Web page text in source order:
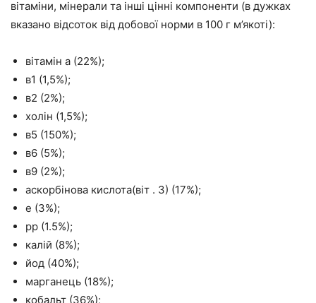
вітаміни, мінерали та інші цінні компоненти (в дужках
вказано відсоток від добової норми в 100 г м’якоті):
вітамін а (22%);
в1 (1,5%);
в2 (2%);
холін (1,5%);
в5 (150%);
в6 (5%);
в9 (2%);
аскорбінова кислота(віт . З) (17%);
е (3%);
pp (1.5%);
калій (8%);
йод (40%);
марганець (18%);
кобальт (36%);